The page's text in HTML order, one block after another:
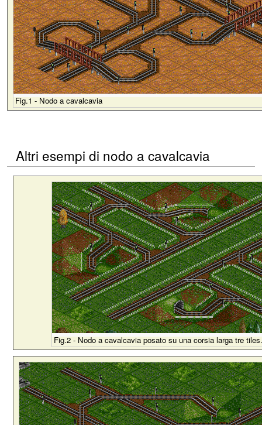
Fig.1 - Nodo a cavalcavia
Altri esempi di nodo a cavalcavia
Fig.2 - Nodo a cavalcavia posato su una corsia larga tre tiles.